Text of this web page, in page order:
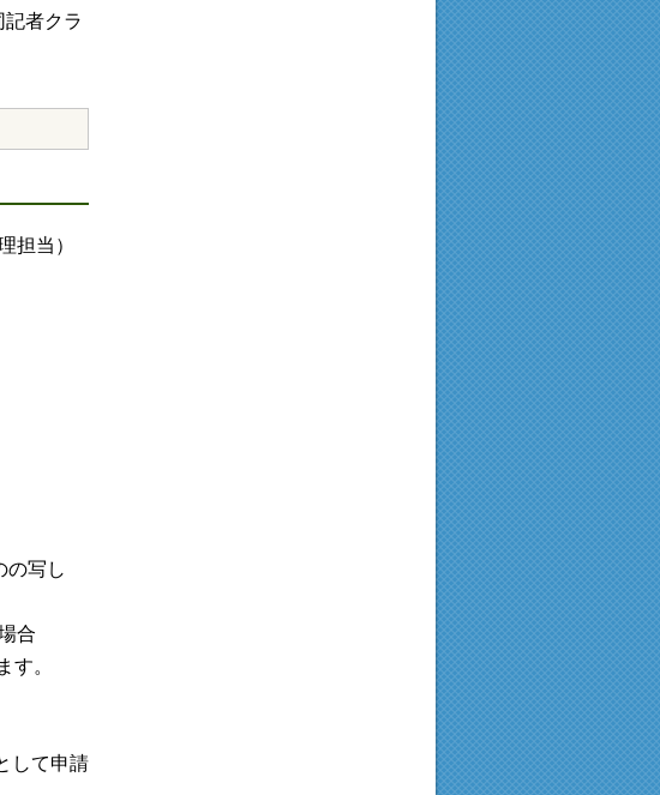
者クラ
担当）
の写し
合
。
して申請